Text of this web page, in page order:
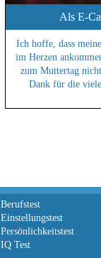
Als E-
Ich hoffe, dass
im Herzen
zum Muttertag
Dank für die
Berufstest
Einstellungstest
Persönlichkeitstest
IQ Test